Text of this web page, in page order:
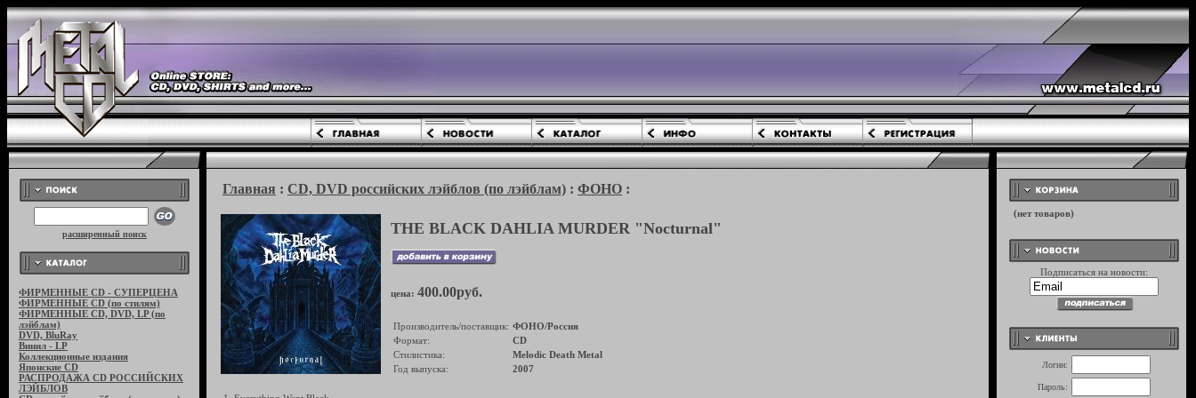
расширенный поиск
ФИРМЕННЫЕ CD - СУПЕРЦЕНА
ФИРМЕННЫЕ CD (по стилям)
ФИРМЕННЫЕ CD, DVD, LP (по
лэйблам)
DVD, BluRay
Винил - LP
Коллекционные издания
Японские CD
РАСПРОДАЖА CD РОССИЙСКИХ
ЛЭЙБЛОВ
Главная : CD, DVD российских лэйблов (по лэйблам) : ФОНО :
THE BLACK DAHLIA MURDER "Nocturnal"
цена: 400.00руб.
Производитель/поставщик: ФОНО/Россия
Формат:
CD
Стилистика:
Melodic Death Metal
Год выпуска:
2007
Подписаться на новости:
Логин:
Пароль: